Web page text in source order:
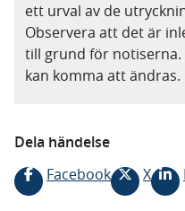
ett urval av de
Observera att det är
till grund för
kan komma att ändras.
Dela händelse
Facebook
X